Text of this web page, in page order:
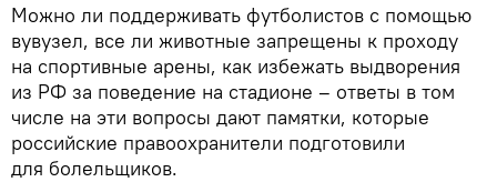
Можно ли поддерживать футболистов с помощью
вувузел, все ли животные запрещены к проходу
на спортивные арены, как избежать выдворения
из РФ за поведение на стадионе – ответы в том
числе на эти вопросы дают памятки, которые
российские правоохранители подготовили
для болельщиков.